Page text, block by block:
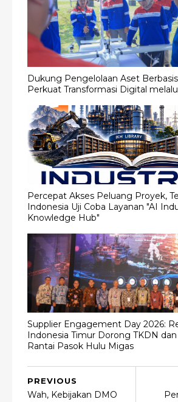
Dukung Pengelolaan Aset
Perkuat Transformasi Digital
Percepat Akses Peluang Proyek,
Indonesia Uji Coba Layanan "AI
Knowledge Hub"
Supplier Engagement Day 2026:
Indonesia Timur Dorong TKDN
Rantai Pasok Hulu Migas
PREVIOUS
Wah, Kebijakan DMO